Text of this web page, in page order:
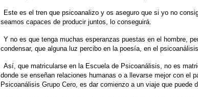
Este es el tren que psicoanalizo y os aseguro que si yo no
seamos capaces de producir juntos, lo conseguirá.
Y no es que tenga muchas esperanzas puestas en el hombre,
condensar, que alguna luz percibo en la poesía, en el
Así, que matricularse en la Escuela de Psicoanálisis, no es
donde se enseñan relaciones humanas o a llevarse mejor con el
Psicoanálisis Grupo Cero, es dar comienzo a un viaje que puede